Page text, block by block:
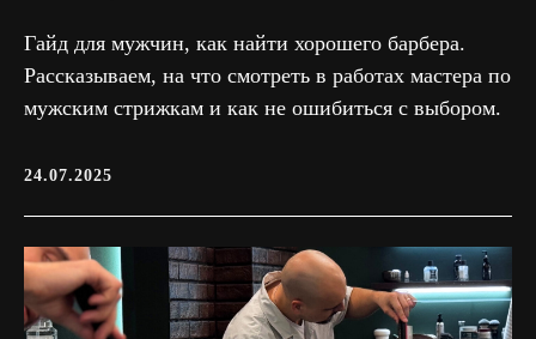
Гайд для мужчин, как найти хорошего барбера.
Рассказываем, на что смотреть в работах мастера по
мужским стрижкам и как не ошибиться с выбором.
24.07.2025